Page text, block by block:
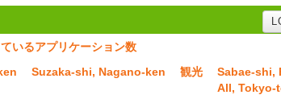
いるアプリケーション数
Suzaka-shi, Nagano-ken 観光
Sabae-shi,
All, Tokyo-